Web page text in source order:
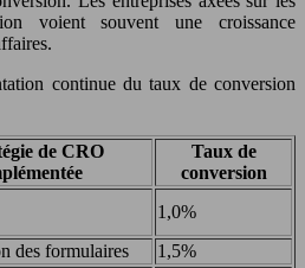
voient souvent une croissance
continue du taux de conversion
de CRO
Taux de
conversion
1,0%
des formulaires
1,5%